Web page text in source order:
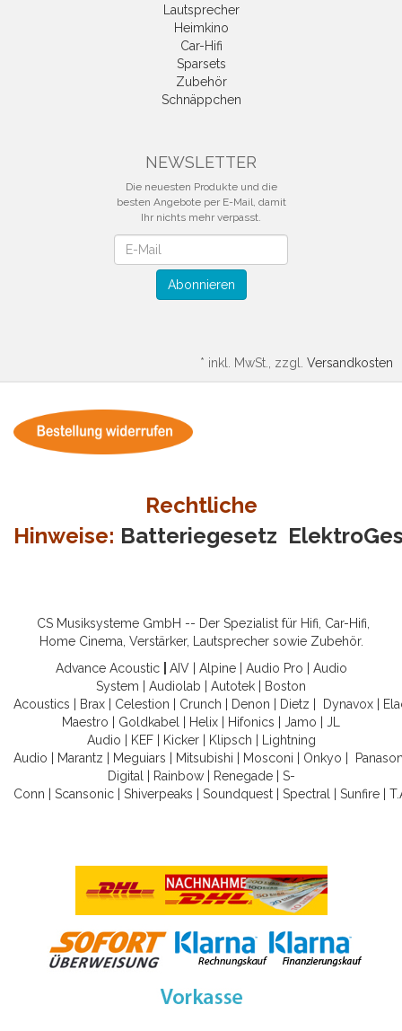
Lautsprecher
Heimkino
Car-Hifi
Sparsets
Zubehör
Schnäppchen
NEWSLETTER
Die neuesten Produkte und die
besten Angebote per E-Mail, damit
Ihr nichts mehr verpasst.
Abonnieren
* inkl. MwSt., zzgl. Versandkosten
Rechtliche
Hinweise: Batteriegesetz
CS Musiksysteme GmbH -- Der Spezialist für Hifi, Car-Hifi,
Home Cinema, Verstärker, Lautsprecher sowie Zubehör.
Advance Acoustic
AIV| Alpine| Audio Pro | Audio
System | Audiolab | Autotek | Boston
Acoustics | Brax | Celestion | Crunch | Denon | Dietz | Dynavox |
Maestro | Goldkabel | Helix | Hifonics | Jamo | JL
Audio | KEF| Kicker| Klipsch | Lightning
Audio | Marantz | Meguiars | Mitsubishi | Mosconi | Onkyo |
Digital | Rainbow| Renegade| S-
Conn | Scansonic | Shiverpeaks | Soundquest | Spectral | Sunfire |